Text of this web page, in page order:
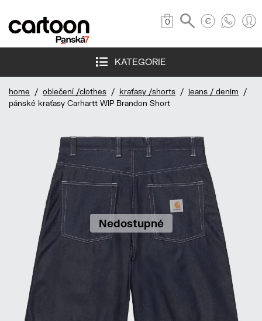
0
KATEGORIE
home / oblečení /clothes / kraťasy /shorts / jeans / denim /
pánské kraťasy Carhartt WIP Brandon Short
Nedostupné